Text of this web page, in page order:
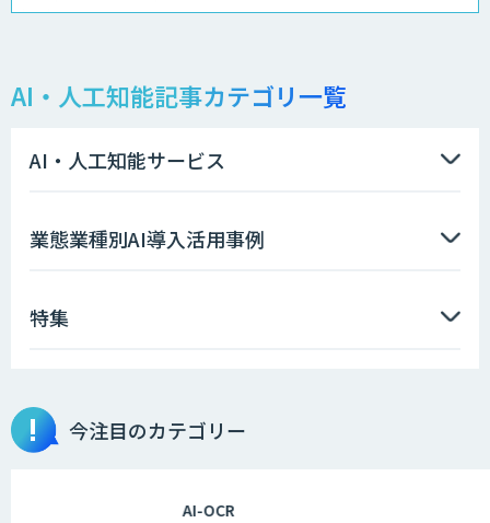
Docify（ドシファイ）
imprai ezKotae
物品輸出から留学生・研究者のバックチ
ェックまで自動化。輸出管理
AI・人工知能記事カテゴリ一覧
AI・人工知能サービス
業態業種別AI導入活用事例
特集
今注目のカテゴリー
AI-OCR